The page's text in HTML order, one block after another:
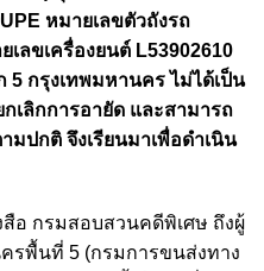
หมายเลขตัวถังรถ
เลขเครื่องยนต์ L53902610
5 กรุงเทพมหานคร ไม่ได้เป็น
เลิกการอายัด และสามารถ
ปกติ จึงเรียนมาเพื่อดำเนิน
อ กรมสอบสวนคดีพิเศษ ถึงผู้
รพื้นที่ 5 (กรมการขนส่งทาง